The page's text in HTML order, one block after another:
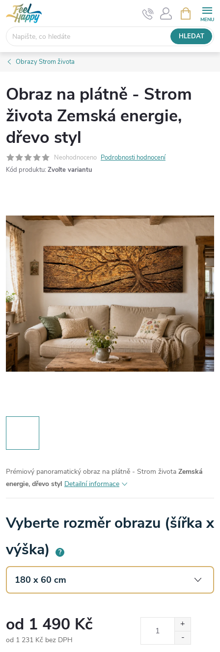
Přejít
na
obsah
HLEDAT
NÁKUPNÍ
KOŠÍK
Obrazy Strom života
Obraz na plátně - Strom
života Zemská energie,
dřevo styl
Neohodnoceno Podrobnosti hodnocení
Kód produktu: Zvolte variantu
Prémiový panoramatický obraz na plátně - Strom života Zemská
energie, dřevo styl Detailní informace
Vyberte rozměr obrazu (šířka x
výška)
?
od 1 490 Kč
od 1 231 Kč bez DPH